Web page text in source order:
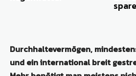
Durchhaltevermögen,
und ein international breit